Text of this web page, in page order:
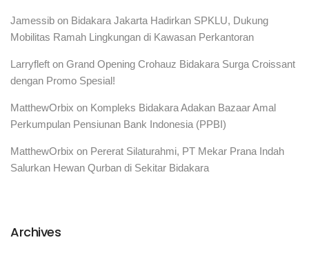
Jamessib on Bidakara Jakarta Hadirkan SPKLU, Dukung
Mobilitas Ramah Lingkungan di Kawasan Perkantoran
Larryfleft on Grand Opening Crohauz Bidakara Surga Croissant
dengan Promo Spesial!
MatthewOrbix on Kompleks Bidakara Adakan Bazaar Amal
Perkumpulan Pensiunan Bank Indonesia (PPBI)
MatthewOrbix on Pererat Silaturahmi, PT Mekar Prana Indah
Salurkan Hewan Qurban di Sekitar Bidakara
Archives